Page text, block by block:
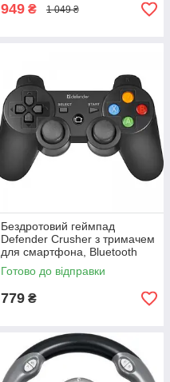
949 ₴ 1 049 ₴
Бездротовий геймпад
Defender Crusher з тримачем
для смартфона, Bluetooth
джойстик 17 кнопок
Готово до відправки
779 ₴